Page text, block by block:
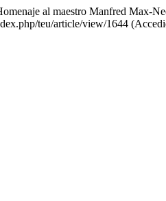
al maestro Manfred Max-
teu/article/view/1644